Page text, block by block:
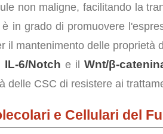
non maligne, facilitando la
in grado di promuovere
il mantenimento delle proprietà
IL-6/Notch e ilWnt/β-
delle CSC di resistere ai
e Cellulari del